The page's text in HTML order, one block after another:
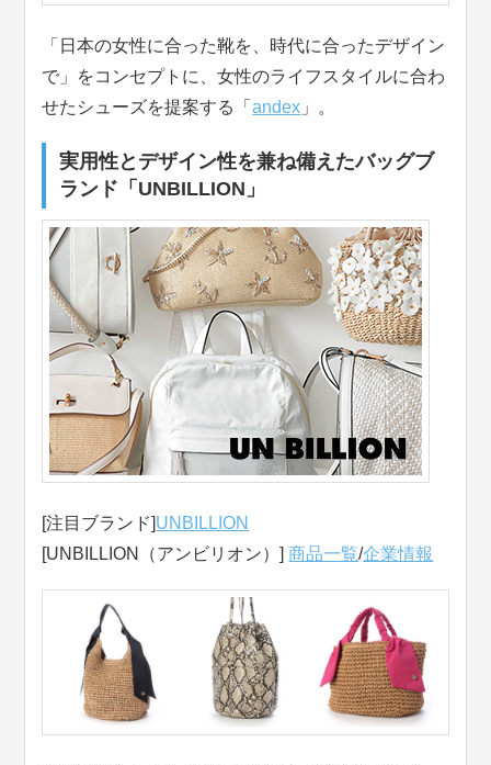
「日本の女性に合った靴を、時代に合ったデザイン
で」をコンセプトに、女性のライフスタイルに合わ
せたシューズを提案する「andex 」。
実用性とデザイン性を兼ね備えたバッグブ
ランド「UNBILLION」
[注目ブランド]UNBILLION
[UNBILLION（アンビリオン）]商品一覧/企業情報